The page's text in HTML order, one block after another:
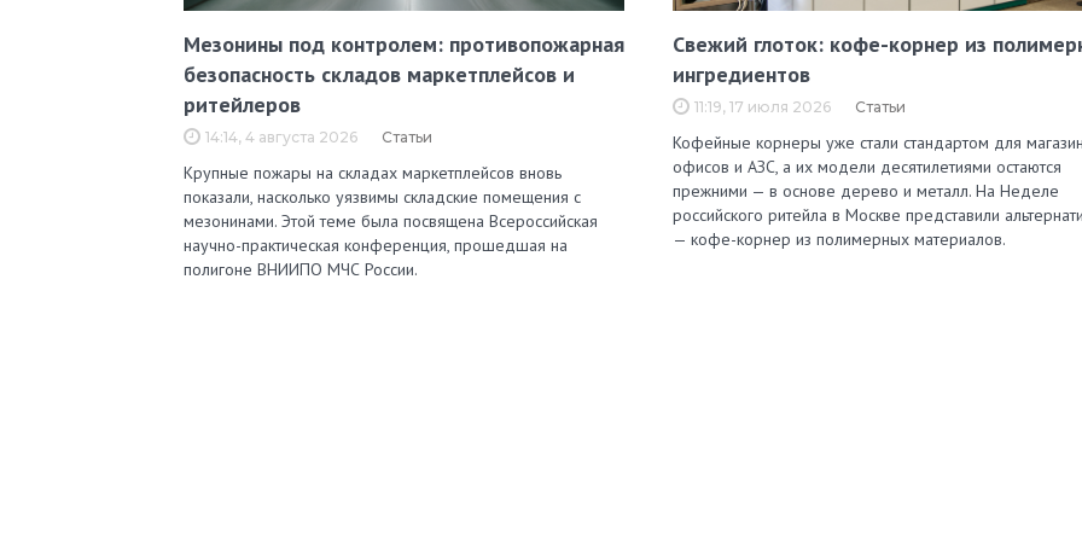
Мезонины под контролем: противопожарная
безопасность складов маркетплейсов и
ритейлеров
14:14, 4 августа 2026 Статьи
Крупные пожары на складах маркетплейсов вновь
показали, насколько уязвимы складские помещения с
мезонинами. Этой теме была посвящена Всероссийская
научно-практическая конференция, прошедшая на
полигоне ВНИИПО МЧС России.
Свежий глоток: кофе-корнер из
ингредиентов
11:19, 17 июля 2026 Статьи
Кофейные корнеры уже стали стандартом для
офисов и АЗС, а их модели десятилетиями остаются
прежними — в основе дерево и металл. На Неделе
российского ритейла в Москве представили
— кофе-корнер из полимерных материалов.